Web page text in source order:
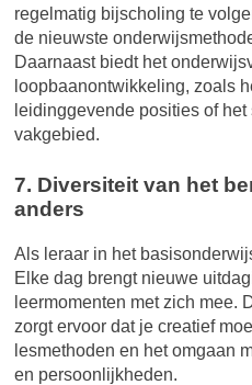
regelmatig bijscholing te
de nieuwste
Daarnaast biedt het
loopbaanontwikkeling, zoals
leidinggevende posities of
vakgebied.
7. Diversiteit van het
anders
Als leraar in het
Elke dag brengt nieuwe
leermomenten met zich mee.
zorgt ervoor dat je creatief
lesmethoden en het omgaan
en persoonlijkheden.